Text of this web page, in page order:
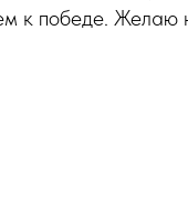
к победе. Желаю